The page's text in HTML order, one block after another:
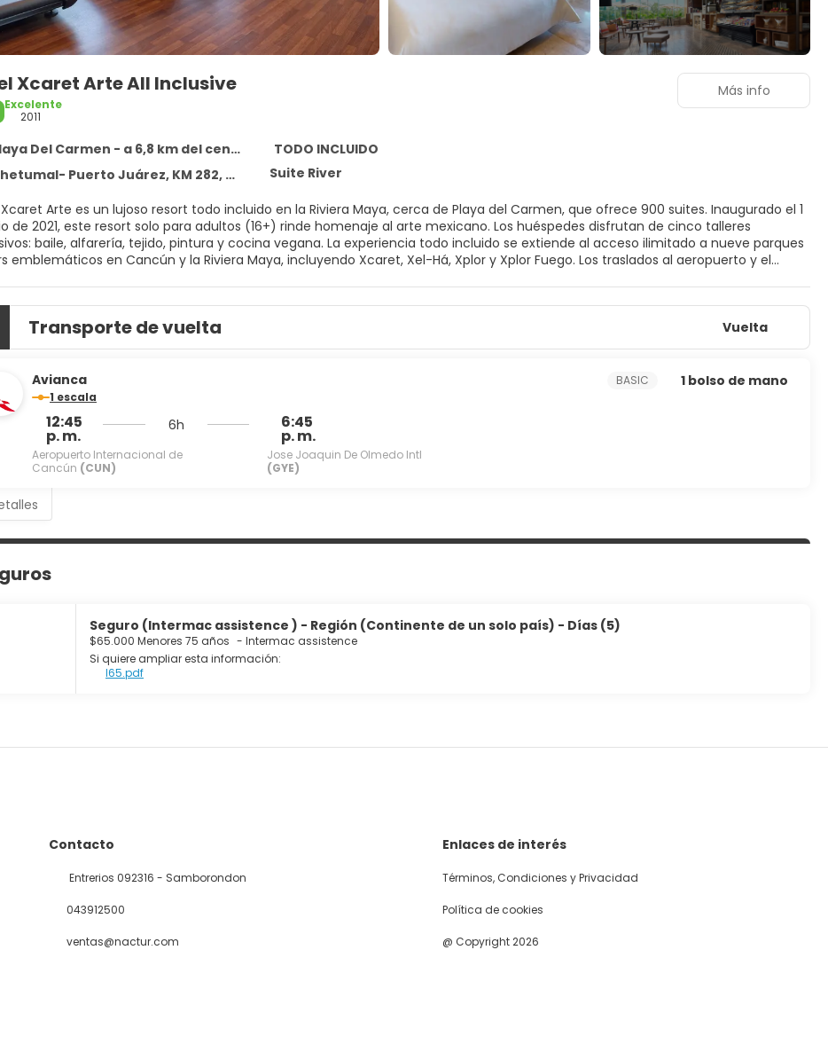
Xcaret Arte All Inclusive
Excelente
2011
Del Carmen - a 6,8 km del centro
TODO INCLUIDO
Puerto Juárez, KM 282, Playa Del Carmen 77710
Suite River
Arte es un lujoso resort todo incluido en la Riviera Maya, cerca de Playa del Carmen, que ofrece 900 suites. Inaugurado el 1
de 2021, este resort solo para adultos (16+) rinde homenaje al arte mexicano. Los huéspedes disfrutan de cinco talleres
baile, alfarería, tejido, pintura y cocina vegana. La experiencia todo incluido se extiende al acceso ilimitado a nueve parques
emblemáticos en Cancún y la Riviera Maya, incluyendo Xcaret, Xel-Há, Xplor y Xplor Fuego. Los traslados al aeropuerto y el
Más info
Transporte de vuelta Vuelta
Avianca
1 escala
12:45
p. m.
Aeropuerto Internacional de
Cancún (CUN)
6h 6:45
p. m.
Jose Joaquin De Olmedo Intl
(GYE)
BASIC 1 bolso de mano
Seguro (Intermac assistence ) - Región (Continente de un solo país) - Días (5)
$65.000 Menores 75 años - Intermac assistence
Si quiere ampliar esta información:
I65.pdf
Contacto
Entrerios 092316 - Samborondon
043912500
ventas@nactur.com
Enlaces de interés
Términos, Condiciones y Privacidad
Política de cookies
@ Copyright 2026